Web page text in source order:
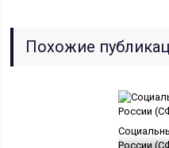
Похожие
России